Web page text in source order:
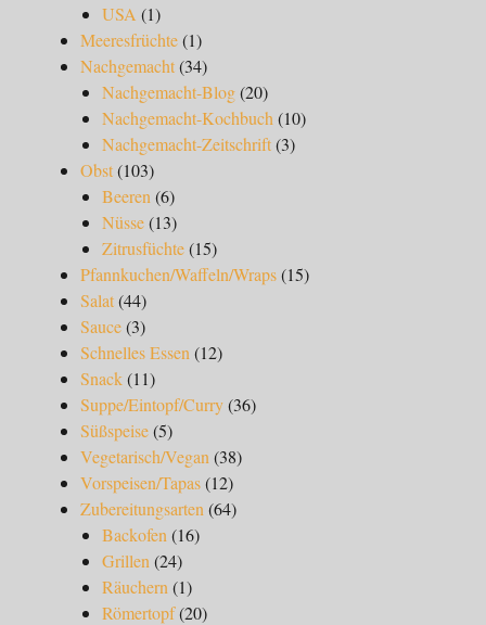
USA (1)
Meeresfrüchte(1)
Nachgemacht(34)
Nachgemacht-Blog(20)
Nachgemacht-Kochbuch (10)
Nachgemacht-Zeitschrift(3)
Obst(103)
Beeren (6)
Nüsse(13)
Zitrusfüchte(15)
Pfannkuchen/Waffeln/Wraps(15)
Salat(44)
Sauce(3)
Schnelles Essen (12)
Snack(11)
Suppe/Eintopf/Curry(36)
Süßspeise(5)
Vegetarisch/Vegan (38)
Vorspeisen/Tapas(12)
Zubereitungsarten (64)
Backofen (16)
Grillen (24)
Räuchern (1)
Römertopf(20)